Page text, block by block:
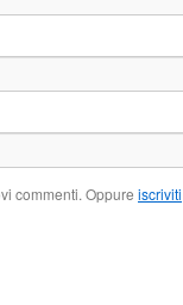
commenti. Oppure iscriviti